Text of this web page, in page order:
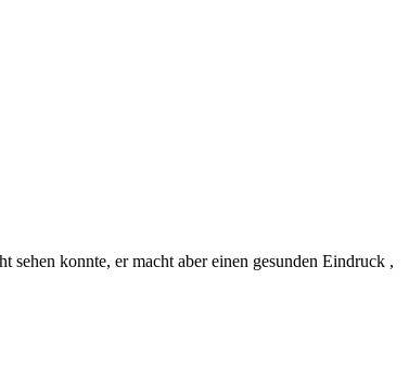
konnte, er macht aber einen gesunden Eindruck ,